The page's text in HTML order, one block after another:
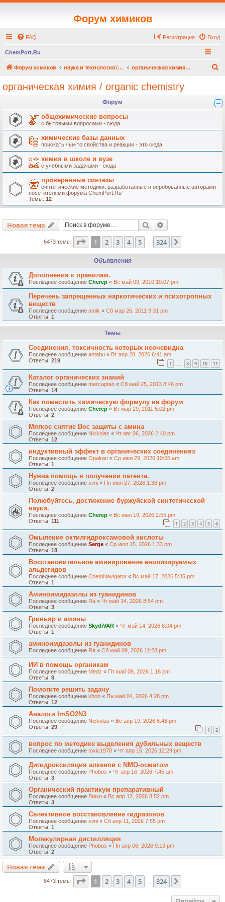
Форум химиков
FAQ Вход
Регистрация
ChemPort.Ru
Форум химиков наука и технология / chemical science&technology органическая химия / organic chemistry
с
органическая химия / organic chemistry
Форум
общехимические вопросы
с бытовыми вопросами - сюда
химические базы данных
поискать чьи-то свойства и реакции - это сюда
химия в школе и вузе
с учебными задачами - сюда
проверенные синтезы
синтетические методики, разработанные и опробованные авторами -
посетителями форума ChemPort.Ru
Темы: 12
Новая тема Поиск
6473 темы Страница из 324
1 2 3 4 5 324
Объявления
Дополнения к правилам.
Последнее сообщение Cherep « Вс май 09, 2010 10:07 pm
Перечень запрещенных наркотических и психотропных
веществ
Последнее сообщение amik « Сб мар 26, 2011 9:31 pm
Ответы: 1
Темы
Соединения, токсичность которых неочевидна
Последнее сообщение antabu « Вт апр 28, 2026 6:41 am
Ответы: 219 1 … 8 9 10 11
Каталог органических знаний
Последнее сообщение mercaptan « Сб май 25, 2013 8:46 pm
Ответы: 14
Как поместить химическую формулу на форум
Последнее сообщение Cherep « Вт мар 29, 2011 5:02 pm
Ответы: 2
Мягкое снятие Boc защиты с амина
Последнее сообщение Nickolas « Чт авг 06, 2026 2:40 pm
Ответы: 12
индуктивный эффект в органических соединениях
Последнее сообщение Opalran « Ср июл 29, 2026 10:55 am
Ответы: 1
Нужна помощь в получении патента.
Последнее сообщение ximi « Пн июл 27, 2026 1:36 pm
Ответы: 2
Полюбуйтесь, достижение буржуйской синтетической
науки.
Последнее сообщение Cherep « Вс июл 19, 2026 2:55 pm
Ответы: 111 1 2 3 4 5 6
Омыление октилгидроксамовой кислоты
Последнее сообщение Serge « Ср июл 15, 2026 1:33 pm
Ответы: 18
Восстановительное аминирование енолизируемых
альдегидов
Последнее сообщение ChemNavigator « Вс май 17, 2026 5:35 pm
Ответы: 1
Аминоимидазолы из гуанидинов
Последнее сообщение Ra « Чт май 14, 2026 8:54 pm
Ответы: 3
Гриньяр и амины
Последнее сообщение SkydiVAR « Чт май 14, 2026 8:04 pm
Ответы: 1
аминоимдазолы из гуанидинов
Последнее сообщение Ra « Сб май 09, 2026 11:28 pm
ИИ в помощь органикам
Последнее сообщение Medz « Пт май 08, 2026 1:16 pm
Ответы: 8
Помогите решить задачу
Последнее сообщение kbob « Пн май 04, 2026 4:28 pm
Ответы: 12
Аналоги ImSO2N3
Последнее сообщение Nickolas « Вс апр 19, 2026 6:48 pm
Ответы: 29 1 2
вопрос по методике выделения дубильных веществ
Последнее сообщение toxic1978 « Чт апр 16, 2026 12:29 pm
Дигидроксиляция алкенов с NMO-осматом
Последнее сообщение Phobos « Чт апр 16, 2026 7:45 am
Ответы: 3
Органический практикум препаративный
Последнее сообщение Лимо « Вс апр 12, 2026 8:52 pm
Ответы: 3
Селективное восстановление гидразонов
Последнее сообщение ximi « Сб апр 11, 2026 7:55 pm
Ответы: 1
Молекулярная дистилляция
Последнее сообщение Phobos « Пн апр 06, 2026 9:13 pm
Ответы: 2
Новая тема
6473 темы Страница из 324
1 2 3 4 5 324